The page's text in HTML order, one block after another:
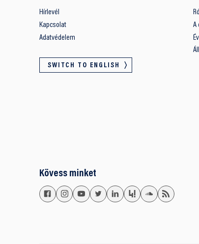
Hírlevél
Kapcsolat
Adatvédelem
SWITCH TO ENGLISH
A
Kövess minket